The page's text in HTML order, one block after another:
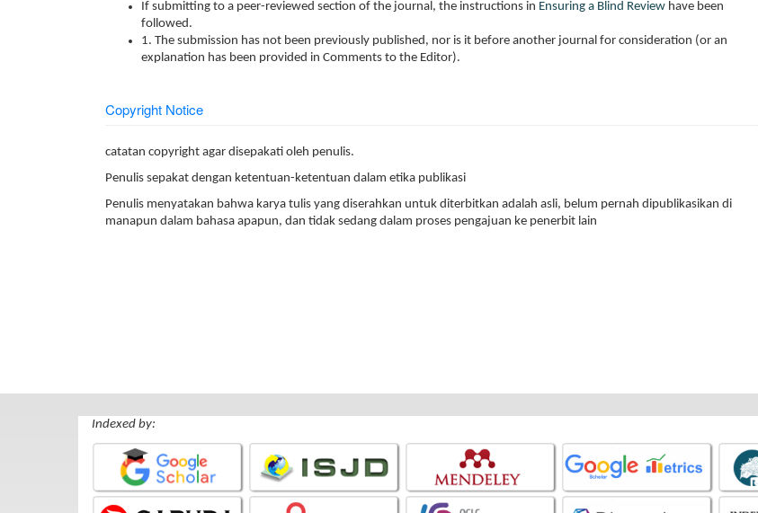
If submitting to a peer-reviewed section of the journal, the instructions in Ensuring a Blind Review have been
followed.
1. The submission has not been previously published, nor is it before another journal for consideration (or an
explanation has been provided in Comments to the Editor).
Copyright Notice
catatan copyright agar disepakati oleh penulis.
Penulis sepakat dengan ketentuan-ketentuan dalam etika publikasi
Penulis menyatakan bahwa karya tulis yang diserahkan untuk diterbitkan adalah asli, belum pernah dipublikasikan di
manapun dalam bahasa apapun, dan tidak sedang dalam proses pengajuan ke penerbit lain
Indexed by: